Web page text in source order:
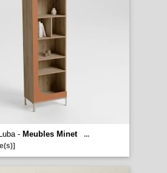
- Meubles Minet
...